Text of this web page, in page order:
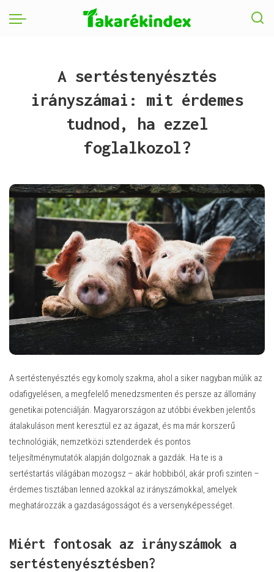
A sertéstenyésztés
irányszámai: mit érdemes
tudnod, ha ezzel
foglalkozol?
A sertéstenyésztés egy komoly szakma, ahol a siker nagyban múlik az
odafigyelésen, a megfelelő menedzsmenten és persze az állomány
genetikai potenciálján. Magyarországon az utóbbi években jelentős
átalakuláson ment keresztül ez az ágazat, és ma már korszerű
technológiák, nemzetközi sztenderdek és pontos
teljesítménymutatók alapján dolgoznak a gazdák. Ha te is a
sertéstartás világában mozogsz – akár hobbiból, akár profi szinten –
érdemes tisztában lenned azokkal az irányszámokkal, amelyek
meghatározzák a gazdaságosságot és a versenyképességet.
Miért fontosak az irányszámok a
sertéstenyésztésben?